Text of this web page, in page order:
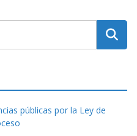
públicas por la Ley de